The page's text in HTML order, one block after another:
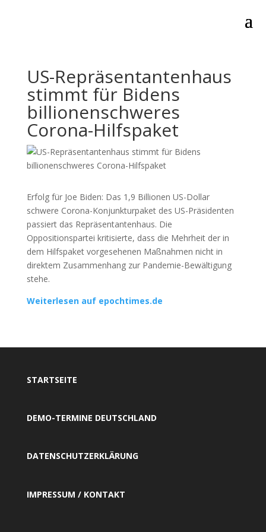
US-Repräsentantenhaus
stimmt für Bidens
billionenschweres
Corona-Hilfspaket
Erfolg für Joe Biden: Das 1,9 Billionen US-Dollar
schwere Corona-Konjunkturpaket des US-Präsidenten
passiert das Repräsentantenhaus. Die
Oppositionspartei kritisierte, dass die Mehrheit der in
dem Hilfspaket vorgesehenen Maßnahmen nicht in
direktem Zusammenhang zur Pandemie-Bewältigung
stehe.
Weiterlesen auf epochtimes.de
STARTSEITE
DEMO-TERMINE DEUTSCHLAND
DATENSCHUTZERKLÄRUNG
IMPRESSUM / KONTAKT